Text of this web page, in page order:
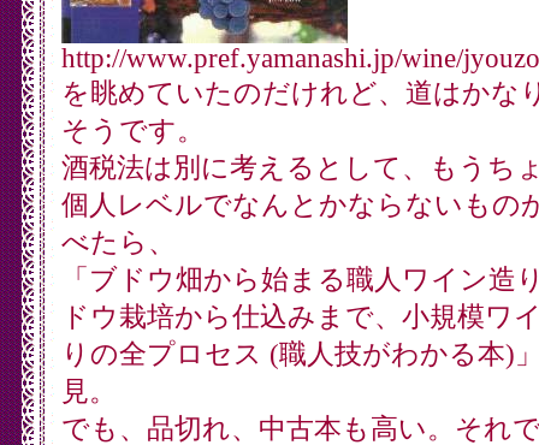
http://www.pref.yamanashi.jp/wine/
を眺めていたのだけれど、道はかな
そうです。
酒税法は別に考えるとして、もうち
個人レベルでなんとかならないもの
べたら、
「ブドウ畑から始まる職人ワイン造
ドウ栽培から仕込みまで、小規模ワ
りの全プロセス (職人技がわかる本)
見。
でも、品切れ、中古本も高い。それ